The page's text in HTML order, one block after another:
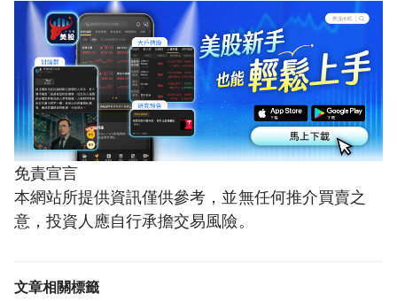
免責宣言
本網站所提供資訊僅供參考，並無任何推介買賣之
意，投資人應自行承擔交易風險。
文章相關標籤